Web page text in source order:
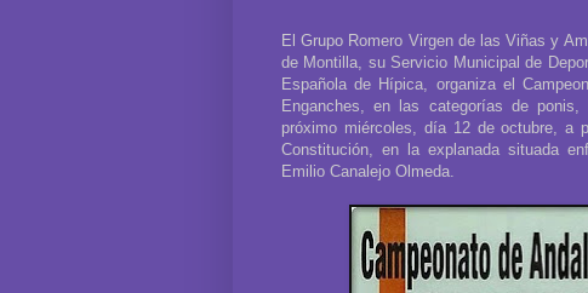
El Grupo Romero Virgen de las Viñas y
de Montilla, su Servicio Municipal de
Española de Hípica, organiza el
Enganches, en las categorías de
próximo miércoles, día 12 de octubre, a
Constitución, en la explanada situada
Emilio Canalejo Olmeda.